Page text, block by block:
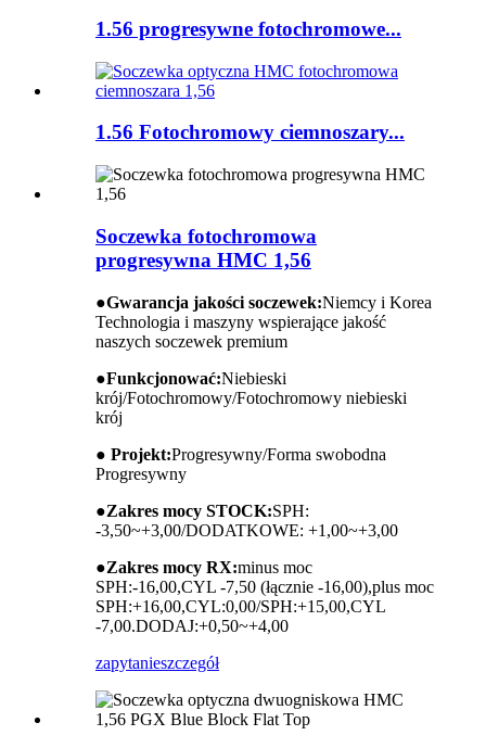
1.56 progresywne fotochromowe...
1.56 Fotochromowy ciemnoszary...
Soczewka fotochromowa
progresywna HMC 1,56
●Gwarancja jakości soczewek:Niemcy i Korea
Technologia i maszyny wspierające jakość
naszych soczewek premium
●Funkcjonować:Niebieski
krój/Fotochromowy/Fotochromowy niebieski
krój
● Projekt:Progresywny/Forma swobodna
Progresywny
●Zakres mocy STOCK:SPH:
-3,50~+3,00/DODATKOWE: +1,00~+3,00
●Zakres mocy RX:minus moc
SPH:-16,00,CYL -7,50 (łącznie -16,00),plus moc
SPH:+16,00,CYL:0,00/SPH:+15,00,CYL
-7,00.DODAJ:+0,50~+4,00
zapytanieszczegół